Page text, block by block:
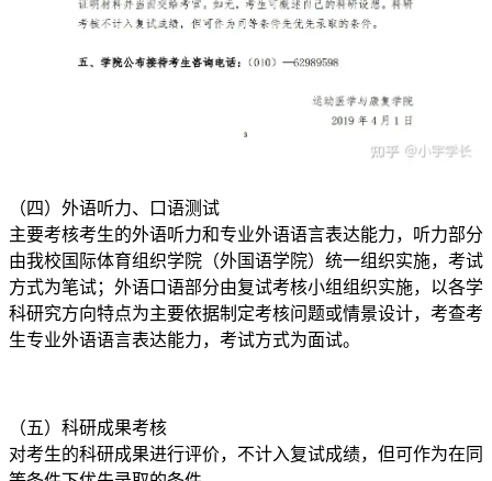
（四）外语听力、口语测试
主要考核考生的外语听力和专业外语语言表达能力，听力部分
由我校国际体育组织学院（外国语学院）统一组织实施，考试
方式为笔试；外语口语部分由复试考核小组组织实施，以各学
科研究方向特点为主要依据制定考核问题或情景设计，考查考
生专业外语语言表达能力，考试方式为面试。
（五）科研成果考核
对考生的科研成果进行评价，不计入复试成绩，但可作为在同